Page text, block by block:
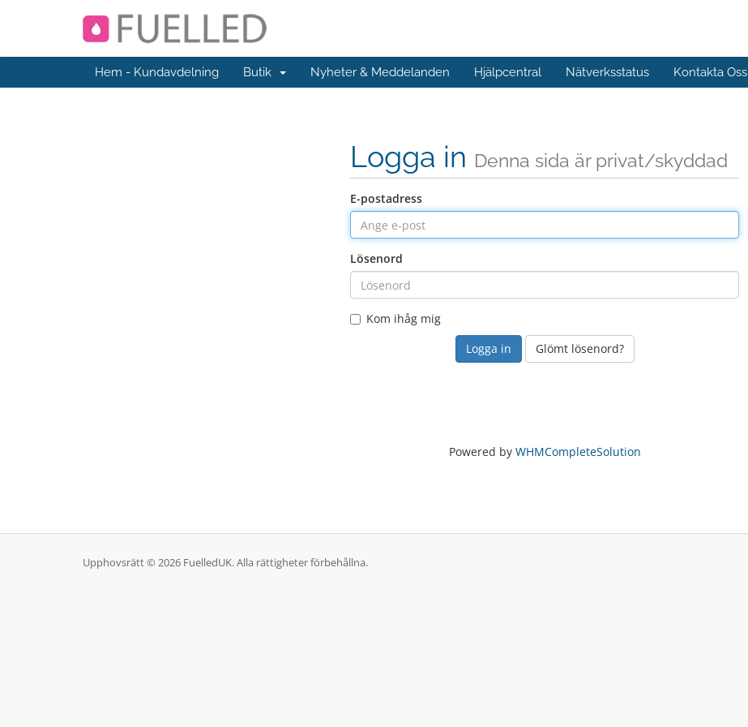
Hem - Kundavdelning Butik Nyheter & Meddelanden Hjälpcentral Nätverksstatus Kontakta Oss
Logga in Denna sida är privat/skyddad
E-postadress
Lösenord
Kom ihåg mig
Glömt lösenord?
Powered by WHMCompleteSolution
Upphovsrätt © 2026 FuelledUK. Alla rättigheter förbehållna.